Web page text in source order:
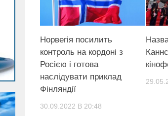
Норвегія посилить
контроль на кордоні з
Росією і готова
наслідувати приклад
Фінляндії
30.09.2022 В 20:48